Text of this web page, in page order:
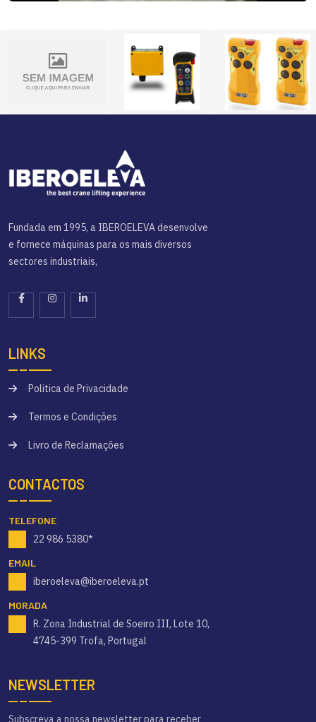
Fundada em 1995, a IBEROELEVA desenvolve
e fornece máquinas para os mais diversos
sectores industriais,
LINKS
Politica de Privacidade
Termos e Condições
Livro de Reclamações
CONTACTOS
TELEFONE
22 986 5380*
EMAIL
iberoeleva@iberoeleva.pt
MORADA
R. Zona Industrial de Soeiro III, Lote 10,
4745-399 Trofa, Portugal
NEWSLETTER
Subscreva a nossa newsletter para receber